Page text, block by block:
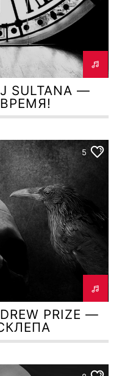
SULTANA —
5
PRIZE —